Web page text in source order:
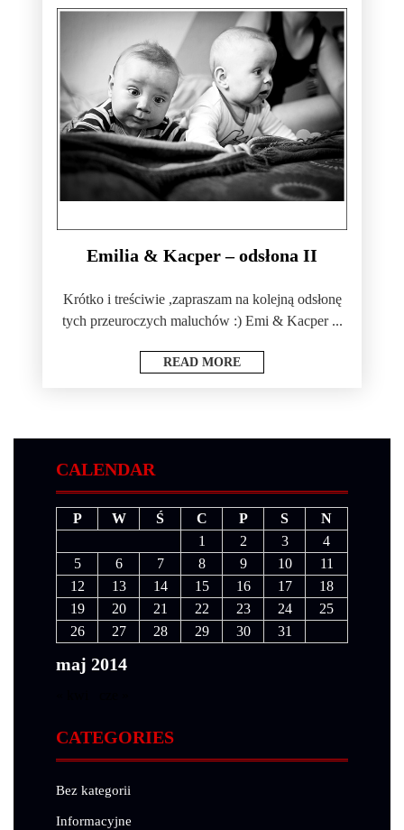
Emilia & Kacper – odsłona II
Krótko i treściwie ,zapraszam na kolejną odsłonę
tych przeuroczych maluchów :) Emi & Kacper ...
READ MORE
CALENDAR
maj 2014
P W Ś C P S
N
1
2 3
4
5
6 7 8 9 10
11
12
13 14 15 16 17
18
19
20 21 22 23 24
25
26
27 28 29 30 31
CATEGORIES
Bez kategorii
Informacyjne